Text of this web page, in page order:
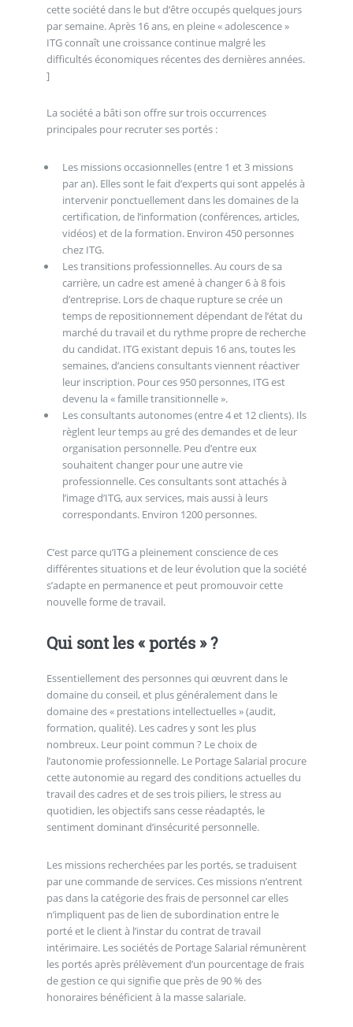
cette société dans le but d’être occupés quelques jours
par semaine. Après 16 ans, en pleine « adolescence »
ITG connaît une croissance continue malgré les
difficultés économiques récentes des dernières années.
]
La société a bâti son offre sur trois occurrences
principales pour recruter ses portés :
Les missions occasionnelles (entre 1 et 3 missions
par an). Elles sont le fait d’experts qui sont appelés à
intervenir ponctuellement dans les domaines de la
certification, de l’information (conférences, articles,
vidéos) et de la formation. Environ 450 personnes
chez ITG.
Les transitions professionnelles. Au cours de sa
carrière, un cadre est amené à changer 6 à 8 fois
d’entreprise. Lors de chaque rupture se crée un
temps de repositionnement dépendant de l’état du
marché du travail et du rythme propre de recherche
du candidat. ITG existant depuis 16 ans, toutes les
semaines, d’anciens consultants viennent réactiver
leur inscription. Pour ces 950 personnes, ITG est
devenu la « famille transitionnelle ».
Les consultants autonomes (entre 4 et 12 clients). Ils
règlent leur temps au gré des demandes et de leur
organisation personnelle. Peu d’entre eux
souhaitent changer pour une autre vie
professionnelle. Ces consultants sont attachés à
l’image d’ITG, aux services, mais aussi à leurs
correspondants. Environ 1200 personnes.
C’est parce qu’ITG a pleinement conscience de ces
différentes situations et de leur évolution que la société
s’adapte en permanence et peut promouvoir cette
nouvelle forme de travail.
Qui sont les « portés » ?
Essentiellement des personnes qui œuvrent dans le
domaine du conseil, et plus généralement dans le
domaine des « prestations intellectuelles » (audit,
formation, qualité). Les cadres y sont les plus
nombreux. Leur point commun ? Le choix de
l’autonomie professionnelle. Le Portage Salarial procure
cette autonomie au regard des conditions actuelles du
travail des cadres et de ses trois piliers, le stress au
quotidien, les objectifs sans cesse réadaptés, le
sentiment dominant d’insécurité personnelle.
Les missions recherchées par les portés, se traduisent
par une commande de services. Ces missions n’entrent
pas dans la catégorie des frais de personnel car elles
n’impliquent pas de lien de subordination entre le
porté et le client à l’instar du contrat de travail
intérimaire. Les sociétés de Portage Salarial rémunèrent
les portés après prélèvement d’un pourcentage de frais
de gestion ce qui signifie que près de 90 % des
honoraires bénéficient à la masse salariale.